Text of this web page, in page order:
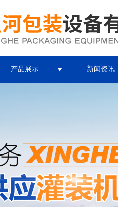
产品展示 新闻资讯